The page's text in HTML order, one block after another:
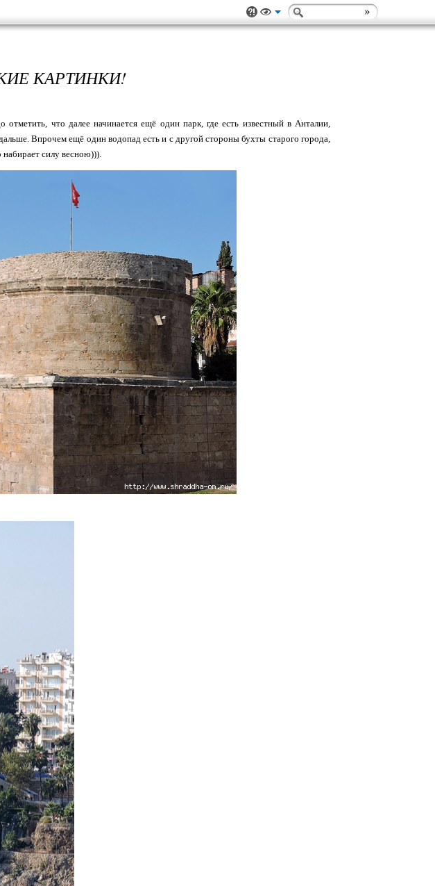
КАРТИНКИ!
что далее начинается ещё один парк, где есть известный в Анталии,
Впрочем ещё один водопад есть и с другой стороны бухты старого города,
силу весною))).